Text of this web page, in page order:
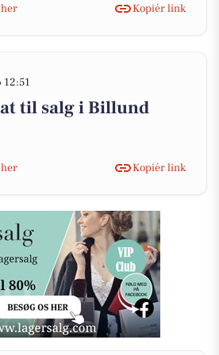
Kopiér link
til salg i Billund
Kopiér link